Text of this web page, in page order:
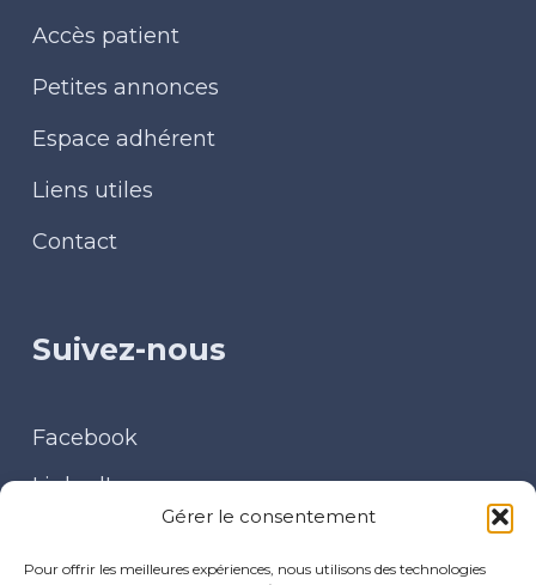
Gérer le consentement
Pour offrir les meilleures expériences, nous utilisons des technologies
Accès patient
Petites annonces
Espace adhérent
Liens utiles
Contact
Suivez-nous
Facebook
LinkedIn
Contact